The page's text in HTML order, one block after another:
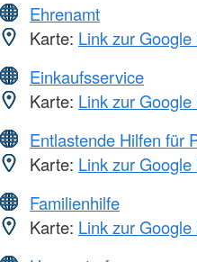
Ehrenamt
Karte: Link zur
Einkaufsservice
Karte: Link zur
Entlastende Hilfen für
Karte: Link zur
Familienhilfe
Karte: Link zur